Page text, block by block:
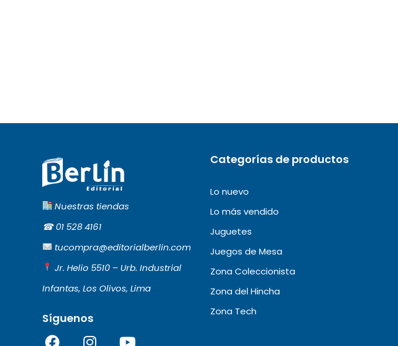
Nuestras tiendas
☎︎01 528 4161
tucompra@editorialberlin.com
Jr. Helio 5510 – Urb. Industrial
Infantas, Los Olivos, Lima
Síguenos
F I Y
Categorías de productos
Lo nuevo
Lo más vendido
Juguetes
Juegos de Mesa
Zona Coleccionista
Zona del Hincha
Zona Tech